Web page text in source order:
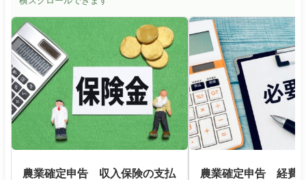
農業確定申告 収入保険の支払
農業確定申告 経費